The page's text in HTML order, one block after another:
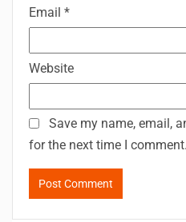
Email *
Website
Save my name, email,
for the next time I comment.